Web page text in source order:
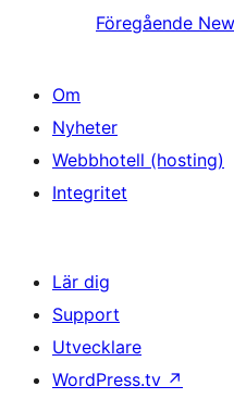
Föregående
Om
Nyheter
Webbhotell (hosting)
Integritet
Lär dig
Support
Utvecklare
WordPress.tv ↗